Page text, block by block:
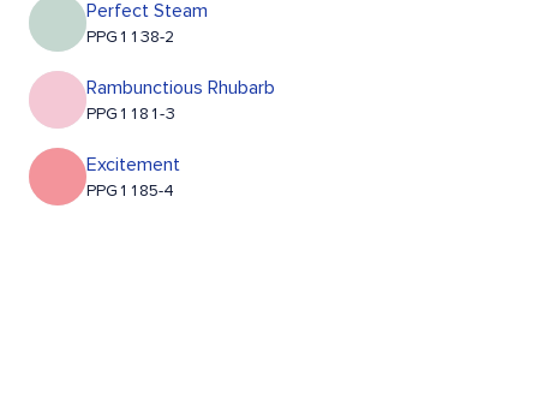
Perfect Steam
PPG1138-2
Rambunctious Rhubarb
PPG1181-3
Excitement
PPG1185-4